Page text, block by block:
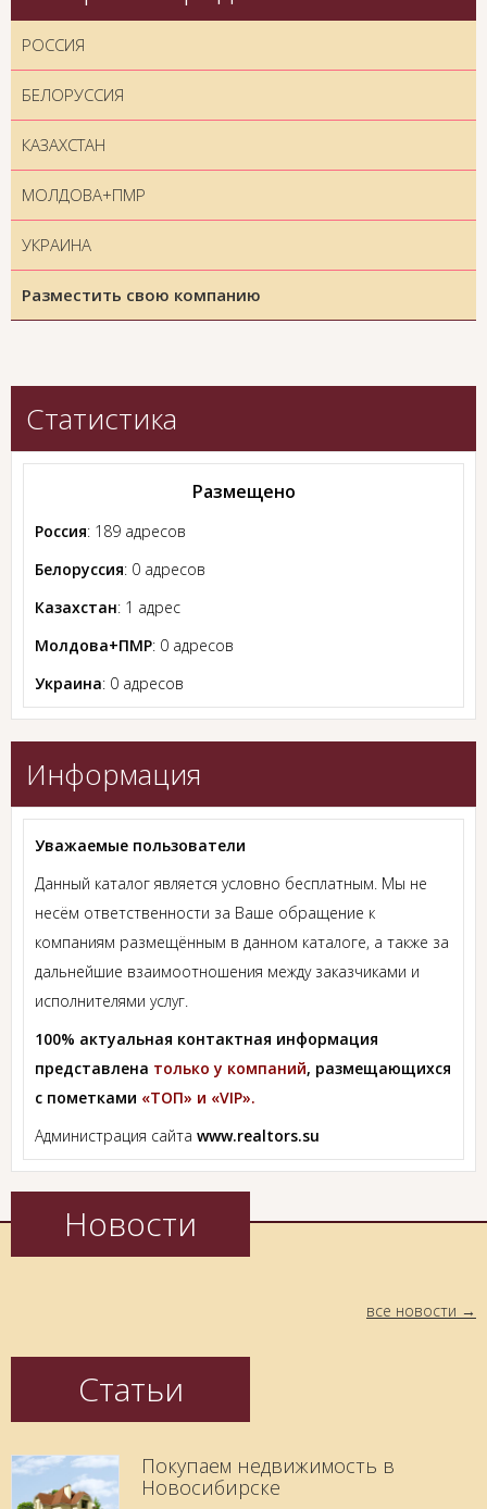
РОССИЯ
БЕЛОРУССИЯ
КАЗАХСТАН
МОЛДОВА+ПМР
УКРАИНА
Разместить свою компанию
Статистика
Размещено
Россия: 189 адресов
Белоруссия: 0 адресов
Казахстан: 1 адрес
Молдова+ПМР: 0 адресов
Украина: 0 адресов
Информация
Уважаемые пользователи
Данный каталог является условно бесплатным. Мы не
несём ответственности за Ваше обращение к
компаниям размещённым в данном каталоге, а также за
дальнейшие взаимоотношения между заказчиками и
исполнителями услуг.
100% актуальная контактная информация
представлена только у компаний, размещающихся
с пометками «ТОП» и «VIP».
Администрация сайта www.realtors.su
Новости
все новости
Статьи
Покупаем недвижимость в
Новосибирске